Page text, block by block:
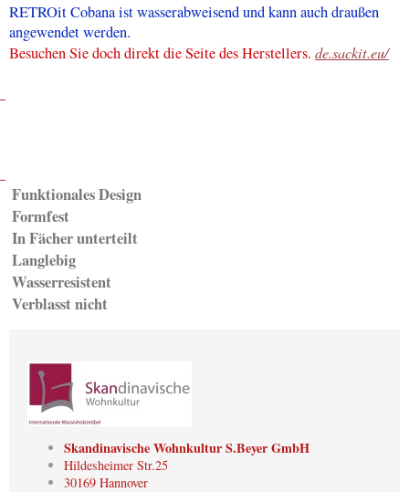
RETROit Cobana ist wasserabweisend und kann auch draußen
angewendet werden.
Besuchen Sie doch direkt die Seite des Herstellers. de.sackit.eu/
Funktionales Design
Formfest
In Fächer unterteilt
Langlebig
Wasserresistent
Verblasst nicht
Skandinavische Wohnkultur S.Beyer GmbH
Hildesheimer Str.25
30169 Hannover